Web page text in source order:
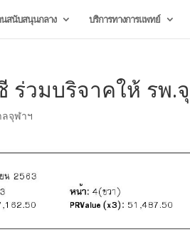
สนับสนุนกลาง บริการทางการแพทย์
ร่วมบริจาคให้ รพ.
ลจุฬาฯ